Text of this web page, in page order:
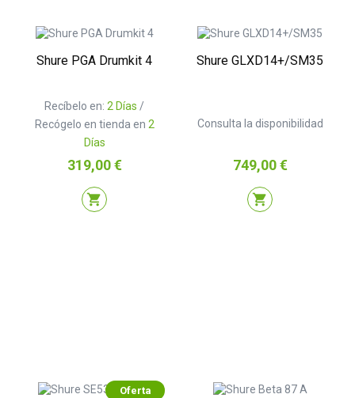
Shure PGA Drumkit 4
Recíbelo en: 2 Días /
Recógelo en tienda en 2
Días
Precio
319,00 €
shopping_cart
Shure GLXD14+/SM35
Consulta la disponibilidad
Precio
749,00 €
shopping_cart
Oferta